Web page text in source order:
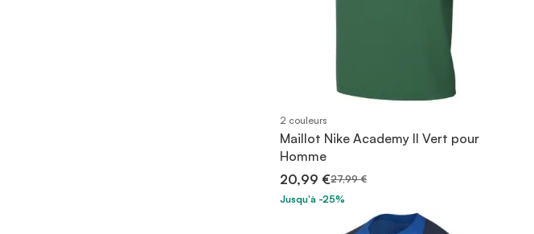
2 couleurs
Maillot Nike Academy II Vert pour
Homme
20,99 €27,99 €
Jusqu'à -25%